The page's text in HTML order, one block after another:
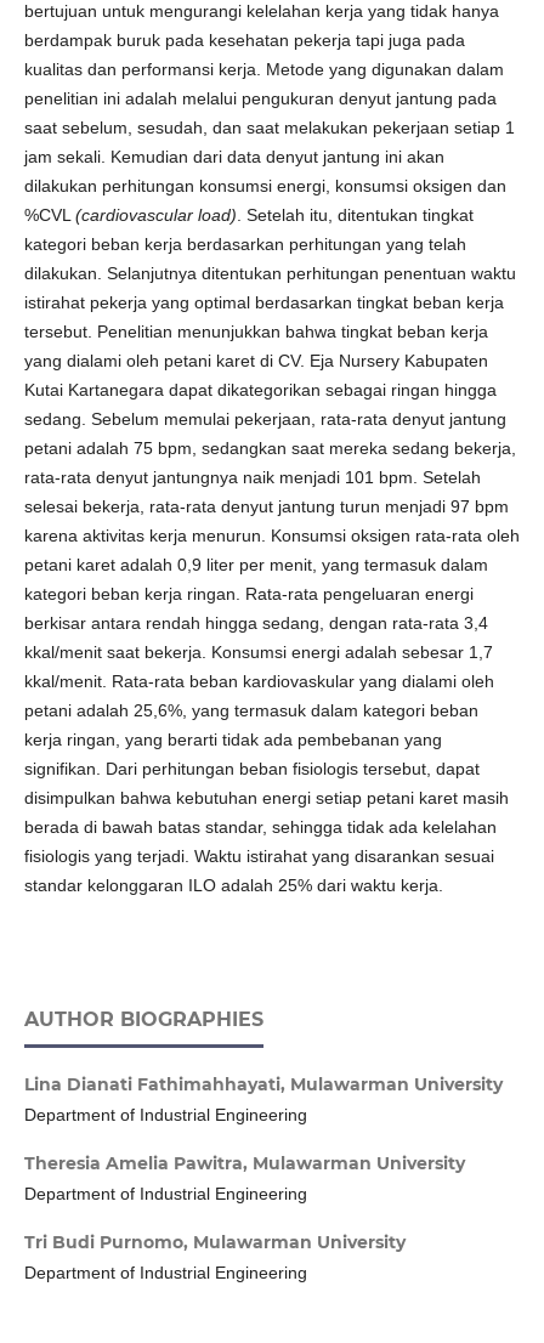
bertujuan untuk mengurangi kelelahan kerja yang tidak hanya
berdampak buruk pada kesehatan pekerja tapi juga pada
kualitas dan performansi kerja. Metode yang digunakan dalam
penelitian ini adalah melalui pengukuran denyut jantung pada
saat sebelum, sesudah, dan saat melakukan pekerjaan setiap 1
jam sekali. Kemudian dari data denyut jantung ini akan
dilakukan perhitungan konsumsi energi, konsumsi oksigen dan
%CVL(cardiovascular load). Setelah itu, ditentukan tingkat
kategori beban kerja berdasarkan perhitungan yang telah
dilakukan. Selanjutnya ditentukan perhitungan penentuan waktu
istirahat pekerja yang optimal berdasarkan tingkat beban kerja
tersebut. Penelitian menunjukkan bahwa tingkat beban kerja
yang dialami oleh petani karet di CV. Eja Nursery Kabupaten
Kutai Kartanegara dapat dikategorikan sebagai ringan hingga
sedang. Sebelum memulai pekerjaan, rata-rata denyut jantung
petani adalah 75 bpm, sedangkan saat mereka sedang bekerja,
rata-rata denyut jantungnya naik menjadi 101 bpm. Setelah
selesai bekerja, rata-rata denyut jantung turun menjadi 97 bpm
karena aktivitas kerja menurun. Konsumsi oksigen rata-rata oleh
petani karet adalah 0,9 liter per menit, yang termasuk dalam
kategori beban kerja ringan. Rata-rata pengeluaran energi
berkisar antara rendah hingga sedang, dengan rata-rata 3,4
kkal/menit saat bekerja. Konsumsi energi adalah sebesar 1,7
kkal/menit. Rata-rata beban kardiovaskular yang dialami oleh
petani adalah 25,6%, yang termasuk dalam kategori beban
kerja ringan, yang berarti tidak ada pembebanan yang
signifikan. Dari perhitungan beban fisiologis tersebut, dapat
disimpulkan bahwa kebutuhan energi setiap petani karet masih
berada di bawah batas standar, sehingga tidak ada kelelahan
fisiologis yang terjadi. Waktu istirahat yang disarankan sesuai
standar kelonggaran ILO adalah 25% dari waktu kerja.
AUTHOR BIOGRAPHIES
Lina Dianati Fathimahhayati, Mulawarman University
Department of Industrial Engineering
Theresia Amelia Pawitra, Mulawarman University
Department of Industrial Engineering
Tri Budi Purnomo, Mulawarman University
Department of Industrial Engineering